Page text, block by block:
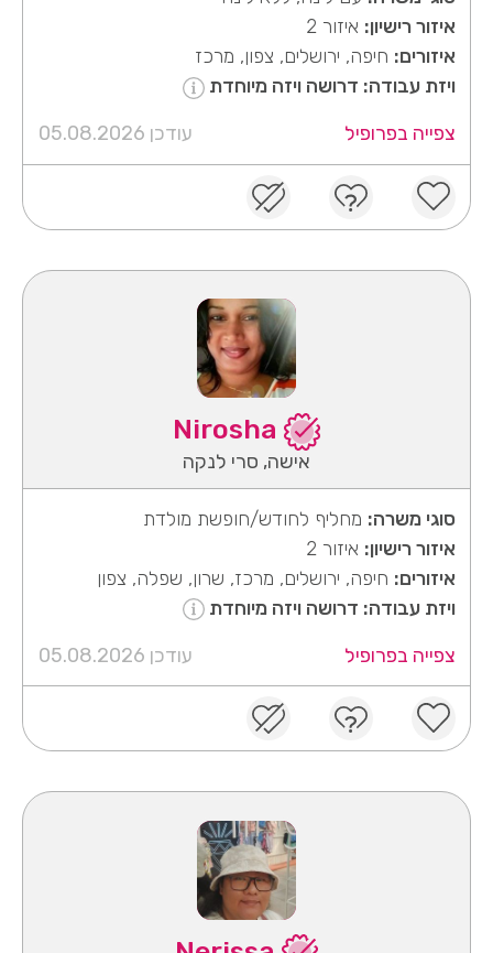
איזור רישיון: איזור 2
איזורים: חיפה, ירושלים, צפון, מרכז
ויזת עבודה: דרושה ויזה מיוחדת
צפייה בפרופיל
עודכן 05.08.2026
אישה, סרי לנקה
סוגי משרה: מחליף לחודש/חופשת מולדת
איזור רישיון: איזור 2
איזורים: חיפה, ירושלים, מרכז, שרון, שפלה, צפון
ויזת עבודה: דרושה ויזה מיוחדת
צפייה בפרופיל
עודכן 05.08.2026